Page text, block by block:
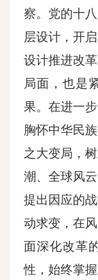
察。党的十
层设计，开
设计推进改
局面，也是
果。在进一
胸怀中华民
之大变局，
潮、全球风
提出因应的
动求变，在
面深化改革
性，始终掌